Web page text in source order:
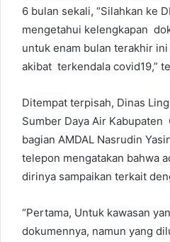
6 bulan sekali, “Silahkan ke
mengetahui kelengkapan
untuk enam bulan terakhir
akibat terkendala covid19,”
Ditempat terpisah, Dinas
Sumber Daya Air
bagian AMDAL Nasrudin
telepon mengatakan bahwa
dirinya sampaikan terkait
“Pertama, Untuk kawasan
dokumennya, namun yang